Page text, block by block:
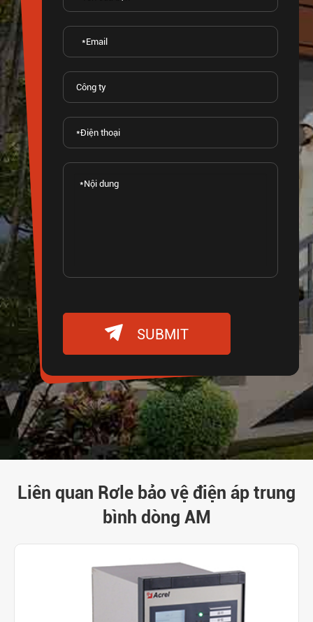
 SUBMIT
Liên quan Rơle bảo vệ điện áp trung
bình dòng AM